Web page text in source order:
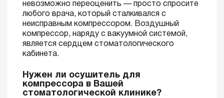
невозможно переоценить — просто спросите
любого врача, который сталкивался с
неисправным компрессором. Воздушный
компрессор, наряду с вакуумной системой,
является сердцем стоматологического
кабинета.
Нужен ли осушитель для
компрессора в Вашей
стоматологической клинике?